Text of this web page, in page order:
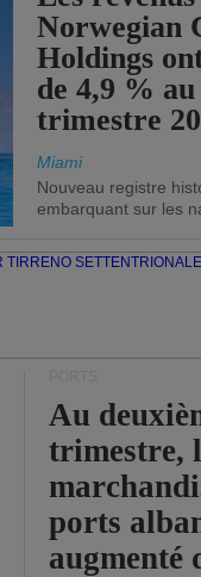
Norwegian
Holdings
de 4,9 %
trimestre
Miami
Nouveau registre
embarquant sur les
Au
trimestre,
ports
augmenté